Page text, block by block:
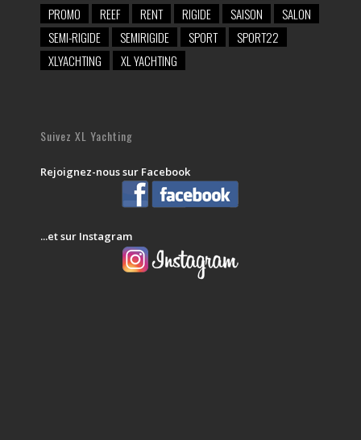
PROMO
REEF RENT RIGIDE SAISON
SALON
SEMI-RIGIDE
SEMIRIGIDE SPORT
SPORT22
XLYACHTING
XL YACHTING
Suivez XL Yachting
Rejoignez-nous sur Facebook
...et sur Instagram